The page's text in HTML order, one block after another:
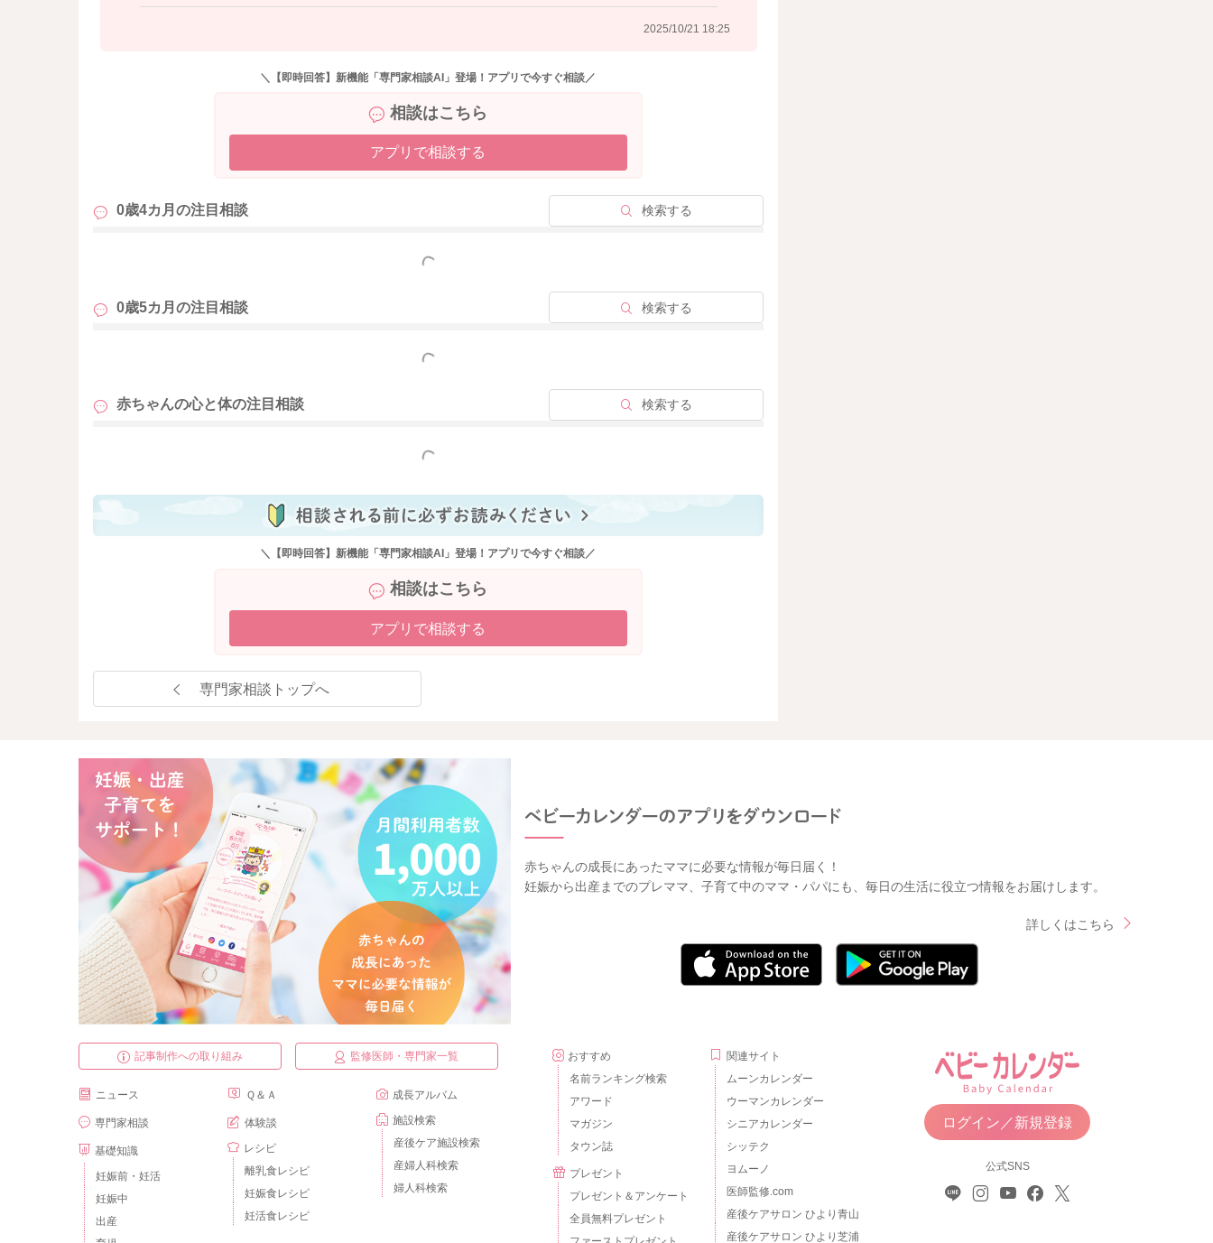
2025/10/21 18:25
＼【即時回答】新機能「専門家相談AI」登場！アプリで今すぐ相談／
相談はこちら
アプリで相談する
0歳4カ月の注目相談 検索する
もっと見る
0歳5カ月の注目相談 検索する
もっと見る
赤ちゃんの心と体の注目相談 検索する
もっと見る
＼【即時回答】新機能「専門家相談AI」登場！アプリで今すぐ相談／
相談はこちら
アプリで相談する
専門家相談トップへ
赤ちゃんの成長にあったママに必要な情報が毎日届く！
妊娠から出産までのプレママ、子育て中のママ・パパにも、毎日の生活に役立つ情報をお届けします。
詳しくはこちら
記事制作への取り組み 監修医師・専門家一覧
ニュース
専門家相談
基礎知識
妊娠前・妊活
妊娠中
出産
Ｑ＆Ａ
体験談
レシピ
離乳食レシピ
妊娠食レシピ
妊活食レシピ
成長アルバム
施設検索
産後ケア施設検索
産婦人科検索
婦人科検索
おすすめ
名前ランキング検索
アワード
マガジン
タウン誌
プレゼント
プレゼント＆アンケート
全員無料プレゼント
関連サイト
ムーンカレンダー
ウーマンカレンダー
シニアカレンダー
シッテク
ヨムーノ
医師監修.com
産後ケアサロン ひより青山
産後ケアサロン ひより芝浦
ログイン／新規登録
公式SNS